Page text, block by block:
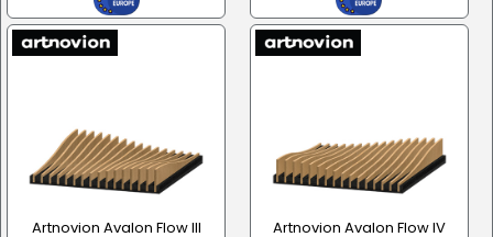
Artnovion Avalon Flow III
Artnovion Avalon Flow IV